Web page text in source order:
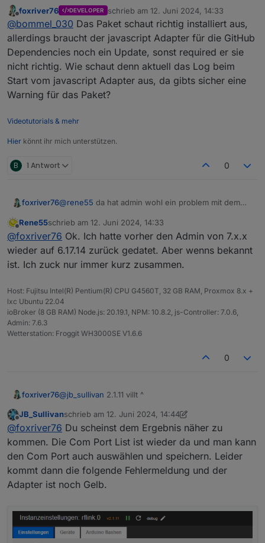
rflink.0
14800	2024-06-12 16:22:14.248	info	Got
rflink.0
14800	2024-06-12 16:21:24.297	error
rflink.0
14800	2024-06-12 16:21:23.571	info
rflink.0
15064	2024-06-12 16:18:43.118	warn
da das Paket über den "normalen" NPM Eintrag
im JavaScript Adapter (v8.5.2) nicht installiert
wurde.
Keine Ahnung ob das an den beiden "-" liegen
kann. Das Paket moment ließ sich nach dem
update des JavaScript-Adapters ja wieder
installieren.
controller ist bei 6.0.2
Offline
foxriver76 DEVELOPER schrieb am 12. Juni 2024, 14:33
zuletzt editiert von
@bommel_030 Das Paket schaut richtig installiert aus,
allerdings braucht der javascript Adapter für die GitHub
Dependencies noch ein Update, sonst required er sie
nicht richtig. Wie schaut denn aktuell das Log beim
Start vom javascript Adapter aus, da gibts sicher eine
Warning für das Paket?
Videotutorials & mehr
Hier könnt ihr mich unterstützen.
B 1 Antwort 0
foxriver76@rene55 da hat admin wohl ein problem mit dem
issue kommt unregelmäßig vor..
Offline
Rene55schrieb am 12. Juni 2024, 14:33
zuletzt editiert von
@foxriver76 Ok. Ich hatte vorher den Admin von 7.x.x
wieder auf 6.17.14 zurück gedatet. Aber wenns bekannt
ist. Ich zuck nur immer kurz zusammen.
Host: Fujitsu Intel(R) Pentium(R) CPU G4560T, 32 GB RAM, Proxmox 8.x +
lxc Ubuntu 22.04
ioBroker (8 GB RAM) Node.js: 20.19.1, NPM: 10.8.2, js-Controller: 7.0.6,
Admin: 7.6.3
Wetterstation: Froggit WH3000SE V1.6.6
0
foxriver76@jb_sullivan 2.1.11 villt ^
Offline
JB_Sullivanschrieb am 12. Juni 2024, 14:44
zuletzt editiert von JB_Sullivan 6. Dez. 2024, 16:47
@foxriver76 Du scheinst dem Ergebnis näher zu
kommen. Die Com Port List ist wieder da und man kann
den Com Port auch auswählen und speichern. Leider
kommt dann die folgende Fehlermeldung und der
Adapter ist noch Gelb.